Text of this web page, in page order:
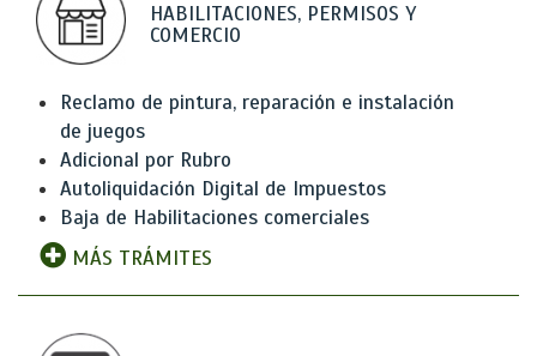
HABILITACIONES, PERMISOS Y
COMERCIO
Reclamo de pintura, reparación e instalación
de juegos
Adicional por Rubro
Autoliquidación Digital de Impuestos
Baja de Habilitaciones comerciales
MÁS TRÁMITES